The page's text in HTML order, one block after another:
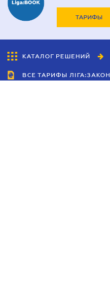
ТАРИФЫ
КАТАЛОГ РЕШЕНИЙ
ВСЕ ТАРИФЫ ЛІГА:ЗАКОН